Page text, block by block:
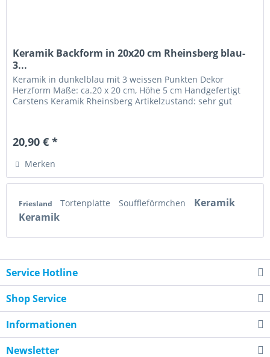
Keramik Backform in 20x20 cm Rheinsberg blau-
3...
Keramik in dunkelblau mit 3 weissen Punkten Dekor
Herzform Maße: ca.20 x 20 cm, Höhe 5 cm Handgefertigt
Carstens Keramik Rheinsberg Artikelzustand: sehr gut
20,90 € *
Merken
Friesland Tortenplatte Souffleförmchen
Keramik
Keramik
Service Hotline
Shop Service
Informationen
Newsletter